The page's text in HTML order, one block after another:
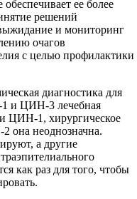
ее более
решений
и мониторинг
очагов
с целью профилактики
диагностика для
и ЦИН-3 лечебная
ЦИН-1, хирургическое
она неоднозначна.
а другие
как раз для того, чтобы